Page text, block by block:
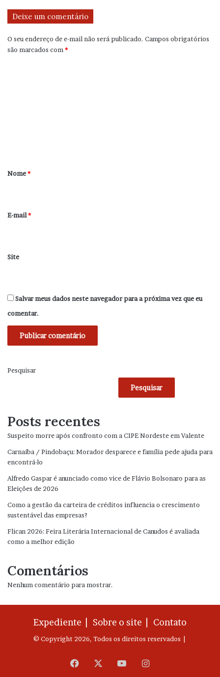
Deixe um comentário
O seu endereço de e-mail não será publicado. Campos obrigatórios
são marcados com*
r
*
Nome*
E-mail*
Site
Salvar meus dados neste navegador para a próxima vez que eu
comentar.
Pesquisar
Pesquisar
Posts recentes
Suspeito morre após confronto com a CIPE Nordeste em Valente
Carnaíba / Pindobaçu: Morador desparece e família pede ajuda para
encontrá-lo
Alfredo Gaspar é anunciado como vice de Flávio Bolsonaro para as
Eleições de 2026
Como a gestão da carteira de créditos influencia o crescimento
sustentável das empresas?
Flican 2026: Feira Literária Internacional de Canudos é avaliada
como a melhor edição
Comentários
Nenhum comentário para mostrar.
Expediente | Sobre o site | Contato
© Copyright 2026, Todos os direitos reservados |
Facebook YouTubeInstagram